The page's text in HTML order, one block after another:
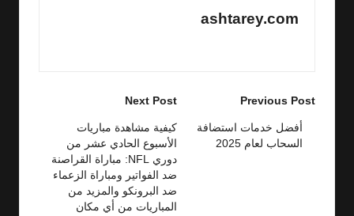
ashtarey.com
Post
navigation
Previous Post
أفضل خدمات استضافة
السحاب لعام 2025
Next Post
كيفية مشاهدة مباريات
الأسبوع الحادي عشر من
دوري NFL: مباراة القراصنة
ضد الفواتير ومباراة الزعماء
ضد البرونكو والمزيد من
المباريات من أي مكان